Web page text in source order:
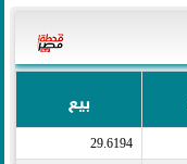
بيع
29.6194